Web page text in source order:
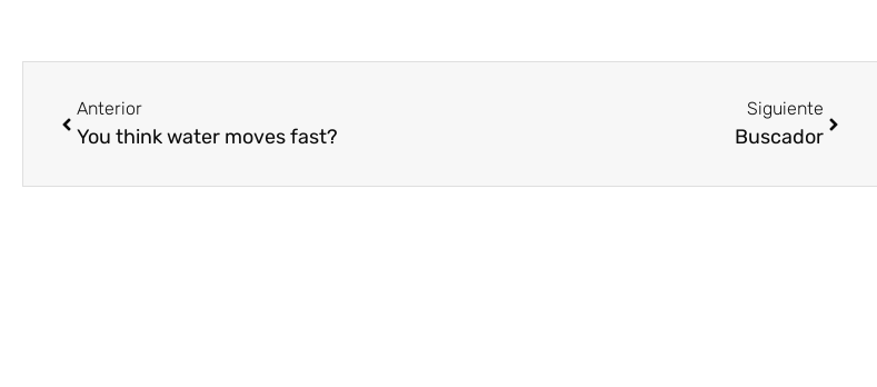
Anterior
You think water moves fast?
Siguiente
Buscador